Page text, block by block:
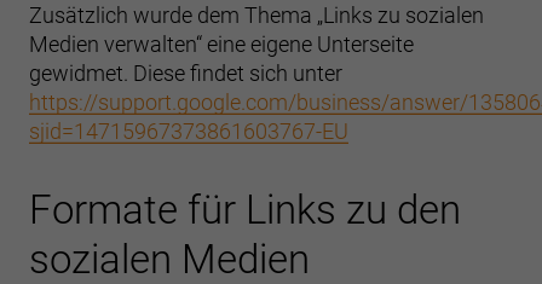
Zusätzlich wurde dem Thema „Links zu sozialen
Medien verwalten“ eine eigene Unterseite
gewidmet. Diese findet sich unter
https://support.google.com/business/answer/
sjid=14715967373861603767-EU
Formate für Links zu den
sozialen Medien